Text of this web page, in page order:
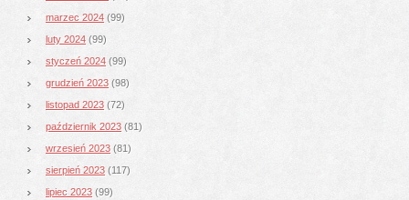
marzec 2024 (99)
luty 2024 (99)
styczeń 2024 (99)
grudzień 2023 (98)
listopad 2023 (72)
październik 2023 (81)
wrzesień 2023 (81)
sierpień 2023 (117)
lipiec 2023 (99)